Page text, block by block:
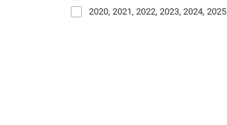
2020, 2021, 2022, 2023, 2024, 2025